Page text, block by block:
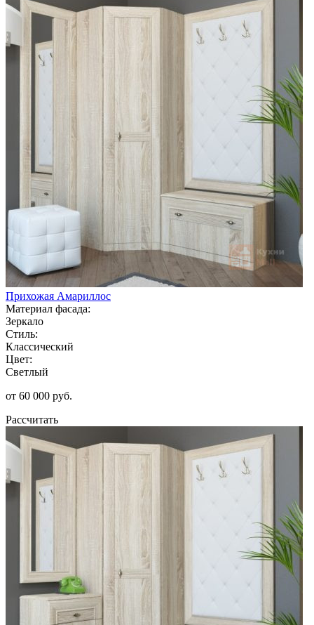
Прихожая Амариллос
Материал фасада:
Зеркало
Стиль:
Классический
Цвет:
Светлый
от 60 000 руб.
Рассчитать